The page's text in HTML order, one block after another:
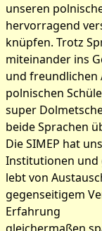
unseren
hervorragend
knüpfen. Trotz
miteinander ins
und freundlichen
polnischen
super
beide Sprachen
Die SIMEP hat
Institutionen und
lebt von
gegenseitigem
Erfahrung